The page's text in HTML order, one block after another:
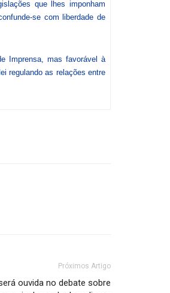
que lhes imponham
se com liberdade de
Imprensa, mas favorável à
regulando as relações entre
Próximos Artigo
ouvida no debate sobre